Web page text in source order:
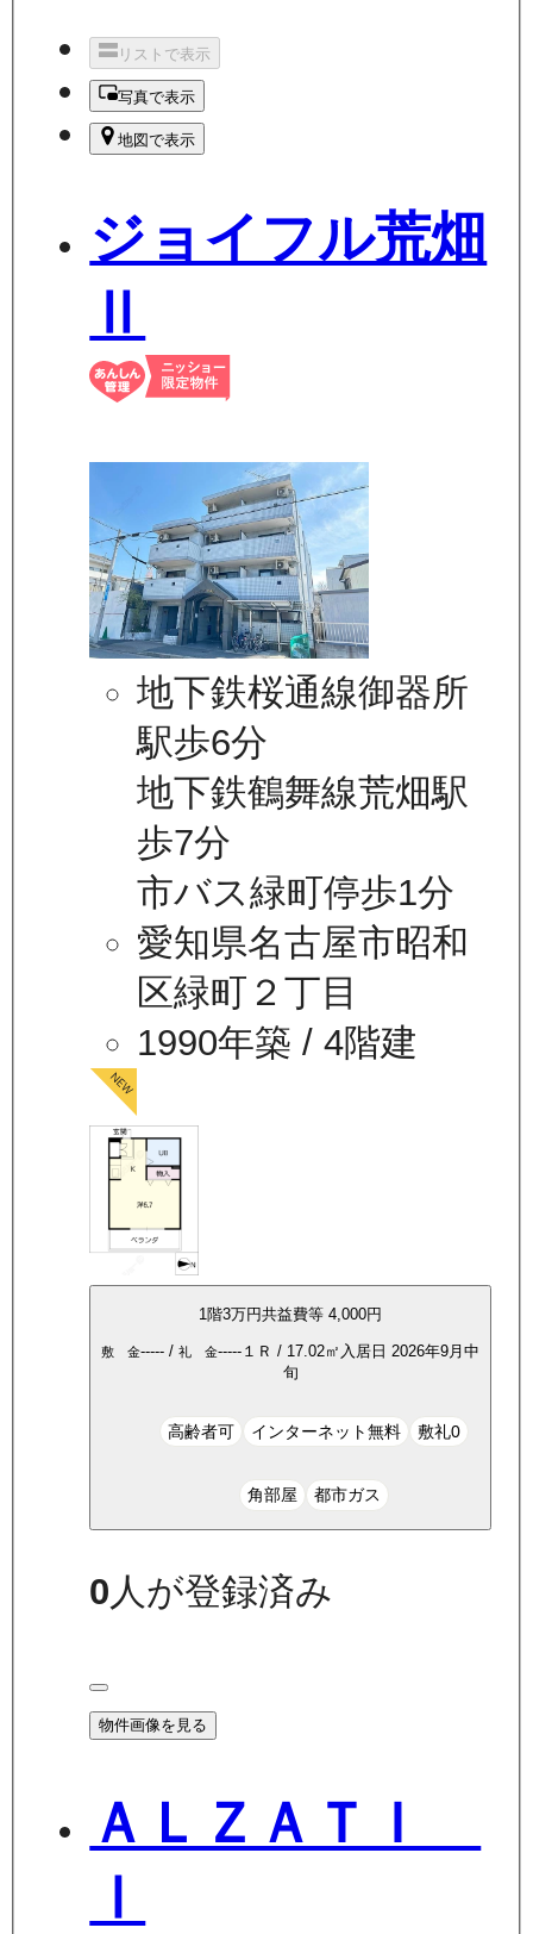
リストで表示
写真で表示
地図で表示
ジョイフル荒畑
地下鉄桜通線御器所
駅歩6分
地下鉄鶴舞線荒畑駅
歩7分
市バス緑町停歩1分
愛知県名古屋市昭和
区緑町２丁目
1990年築 / 4階建
1 階3万円共益費等 4,000円
敷 金----- / 礼 金----- １Ｒ / 17.02㎡ 入居日 2026年9月中
旬
高齢者可 インターネット無料 敷礼0
角部屋 都市ガス
0 人が登録済み
物件画像を見る
ＡＬＺＡＴＩ